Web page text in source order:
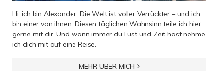
Hi, ich bin Alexander. Die Welt ist voller Verrückter – und ich
bin einer von ihnen. Diesen täglichen Wahnsinn teile ich hier
gerne mit dir. Und wann immer du Lust und Zeit hast nehme
ich dich mit auf eine Reise.
MEHR ÜBER MICH